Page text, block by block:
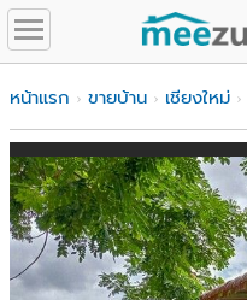
หน้าแรก ขายบ้าน เชียงใหม่